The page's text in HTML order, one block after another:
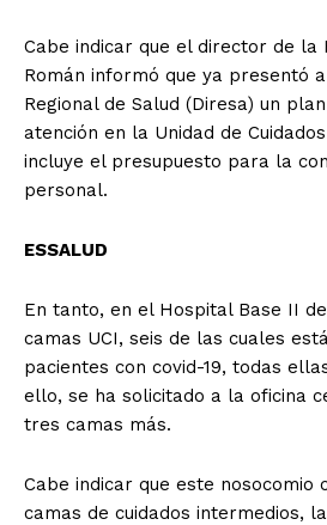
Cabe indicar que el director de la
Román informó que ya presentó
Regional de Salud (Diresa) un
atención en la Unidad de
incluye el presupuesto para la
personal.
ESSALUD
En tanto, en el Hospital Base II
camas UCI, seis de las cuales
pacientes con covid-19, todas
ello, se ha solicitado a la oficina
tres camas más.
Cabe indicar que este nosocomio
camas de cuidados intermedios,